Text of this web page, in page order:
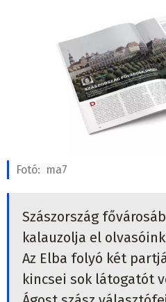
Fotó: ma7
Szászország
kalauzolja el
Az Elba folyó két
kincsei sok látogatót